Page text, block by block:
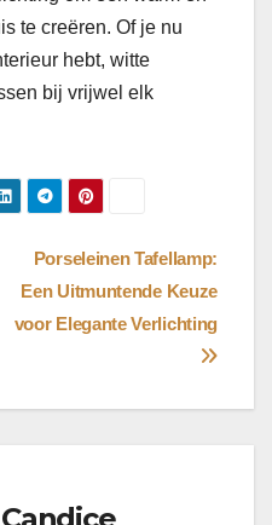
te creëren. Of je nu
hebt, witte
bij vrijwel elk
Porseleinen Tafellamp:
Een Uitmuntende Keuze
voor Elegante Verlichting
Candice